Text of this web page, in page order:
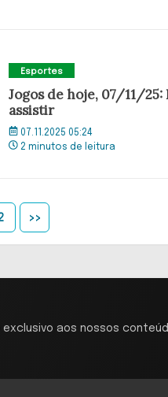
Esportes
Jogos de hoje, 07/11/
assistir
07.11.2025 05:24
2 minutos de leitura
>>
exclusivo aos nossos